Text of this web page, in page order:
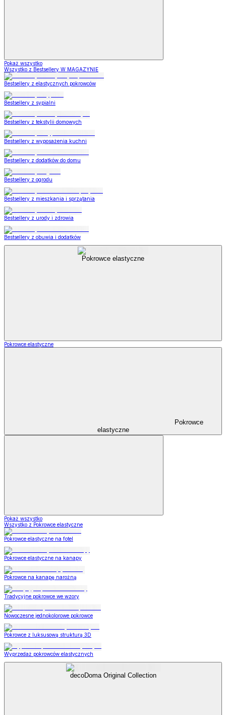
Pokaż wszystko
Wszystko z Bestsellery W MAGAZYNIE
Bestsellery z elastycznych pokrowców
Bestsellery z sypialni
Bestsellery z tekstylii domowych
Bestsellery z wyposażenia kuchni
Bestsellery z dodatków do domu
Bestsellery z ogrodu
Bestsellery z mieszkania i sprzątania
Bestsellery z urody i zdrowia
Bestsellery z obuwia i dodatków
Pokrowce elastyczne
Pokrowce elastyczne
Pokrowce
elastyczne
Pokaż wszystko
Wszystko z Pokrowce elastyczne
Pokrowce elastyczne na fotel
Pokrowce elastyczne na kanapy
Pokrowce na kanapę narożną
Tradycyjne pokrowce we wzory
Nowoczesne jednokolorowe pokrowce
Pokrowce z luksusową strukturą 3D
Wyprzedaż pokrowców elastycznych
decoDoma Original Collection